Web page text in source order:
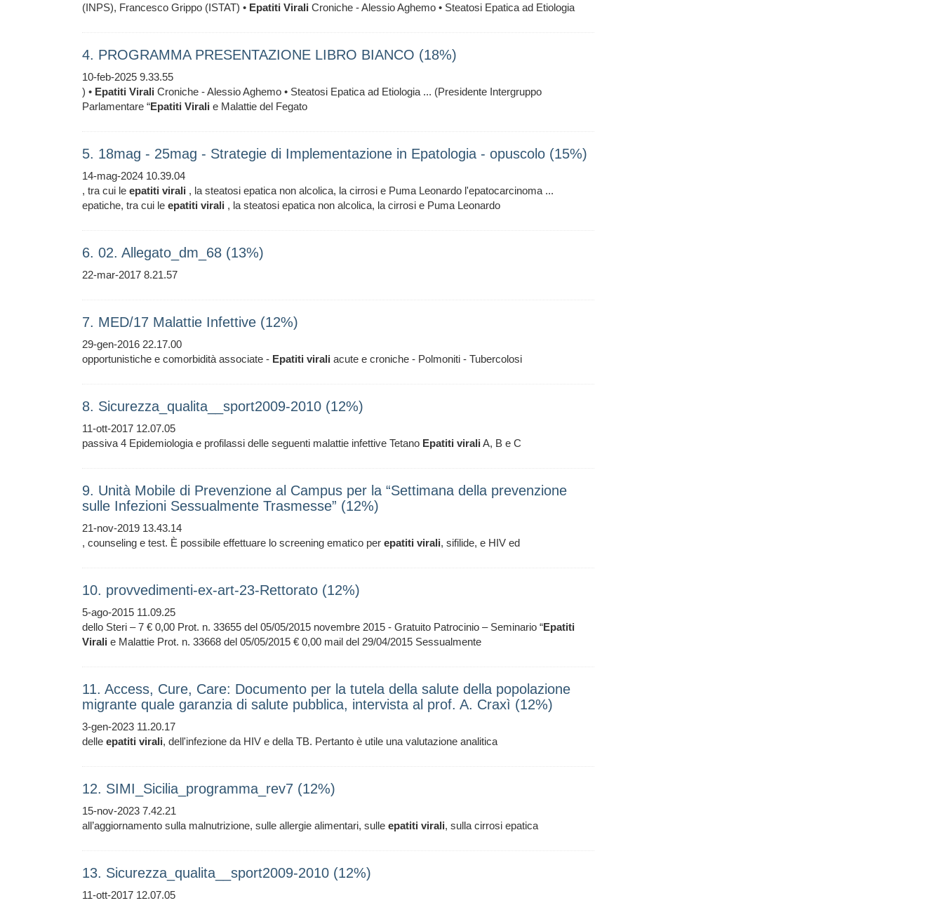
(INPS), Francesco Grippo (ISTAT) • Epatiti Virali Croniche - Alessio Aghemo • Steatosi Epatica ad Etiologia
4. PROGRAMMA PRESENTAZIONE LIBRO BIANCO (18%)
10-feb-2025 9.33.55
) • Epatiti Virali Croniche - Alessio Aghemo • Steatosi Epatica ad Etiologia ... (Presidente Intergruppo
Parlamentare “Epatiti Virali e Malattie del Fegato
5. 18mag - 25mag - Strategie di Implementazione in Epatologia - opuscolo (15%)
14-mag-2024 10.39.04
, tra cui le epatiti virali , la steatosi epatica non alcolica, la cirrosi e Puma Leonardo l'epatocarcinoma ...
epatiche, tra cui le epatiti virali , la steatosi epatica non alcolica, la cirrosi e Puma Leonardo
6. 02. Allegato_dm_68 (13%)
22-mar-2017 8.21.57
7. MED/17 Malattie Infettive (12%)
29-gen-2016 22.17.00
opportunistiche e comorbidità associate - Epatiti virali acute e croniche - Polmoniti - Tubercolosi
8. Sicurezza_qualita__sport2009-2010 (12%)
11-ott-2017 12.07.05
passiva 4 Epidemiologia e profilassi delle seguenti malattie infettive Tetano Epatiti virali A, B e C
9. Unità Mobile di Prevenzione al Campus per la “Settimana della prevenzione
sulle Infezioni Sessualmente Trasmesse” (12%)
21-nov-2019 13.43.14
, counseling e test. È possibile effettuare lo screening ematico per epatiti virali, sifilide, e HIV ed
10. provvedimenti-ex-art-23-Rettorato (12%)
5-ago-2015 11.09.25
dello Steri – 7 € 0,00 Prot. n. 33655 del 05/05/2015 novembre 2015 - Gratuito Patrocinio – Seminario “Epatiti
Virali e Malattie Prot. n. 33668 del 05/05/2015 € 0,00 mail del 29/04/2015 Sessualmente
11. Access, Cure, Care: Documento per la tutela della salute della popolazione
migrante quale garanzia di salute pubblica, intervista al prof. A. Craxì (12%)
3-gen-2023 11.20.17
delle epatiti virali, dell'infezione da HIV e della TB. Pertanto è utile una valutazione analitica
12. SIMI_Sicilia_programma_rev7 (12%)
15-nov-2023 7.42.21
all’aggiornamento sulla malnutrizione, sulle allergie alimentari, sulle epatiti virali, sulla cirrosi epatica
13. Sicurezza_qualita__sport2009-2010 (12%)
11-ott-2017 12.07.05